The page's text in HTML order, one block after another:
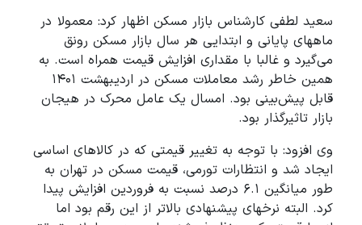
سعید لطفی کارشناس بازار مسکن اظهار کرد: معمولا در
ماههای پایانی و ابتدایی هر سال بازار مسکن رونق
می‌گیرد و غالبا با مقداری افزایش قیمت همراه است. به
همین خاطر رشد معاملات مسکن در اردیبهشت ۱۴۰۱
قابل پیش‌بینی بود. امسال یک عامل محرک در هیجان
بازار تاثیرگذار بود.
وی افزود: با توجه به تغییر قیمتی که در کالاهای اساسی
ایجاد شد و انتظارات تورمی، قیمت مسکن در تهران به
طور میانگین ۶.۱ درصد نسبت به فروردین افزایش پیدا
کرد. البته نرخهای پیشنهادی بالاتر از این رقم بود اما